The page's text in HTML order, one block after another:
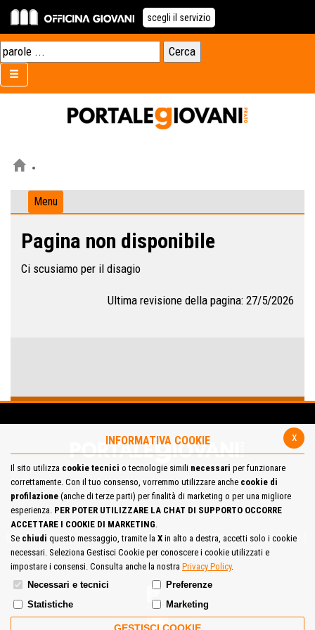
scegli il servizio
Menu
Pagina non disponibile
Ci scusiamo per il disagio
Ultima revisione della pagina: 27/5/2026
Mappa del Sito Privacy Policy Cookie Policy
Contatta la redazione
Cosa pensi del portale
x
INFORMATIVA COOKIE
Il sito utilizza cookie tecnici o tecnologie simili necessari per funzionare
correttamente. Con il tuo consenso, vorremmo utilizzare anche cookie di
profilazione (anche di terze parti) per finalità di marketing o per una migliore
esperienza. PER POTER UTILIZZARE LA CHAT DI SUPPORTO OCCORRE
ACCETTARE I COOKIE DI MARKETING.
Se chiudi questo messaggio, tramite la X in alto a destra, accetti solo i cookie
necessari. Seleziona Gestisci Cookie per conoscere i cookie utilizzati e
impostare i consensi. Consulta anche la nostra Privacy Policy.
Necessari e tecnici
Preferenze
Statistiche
Marketing